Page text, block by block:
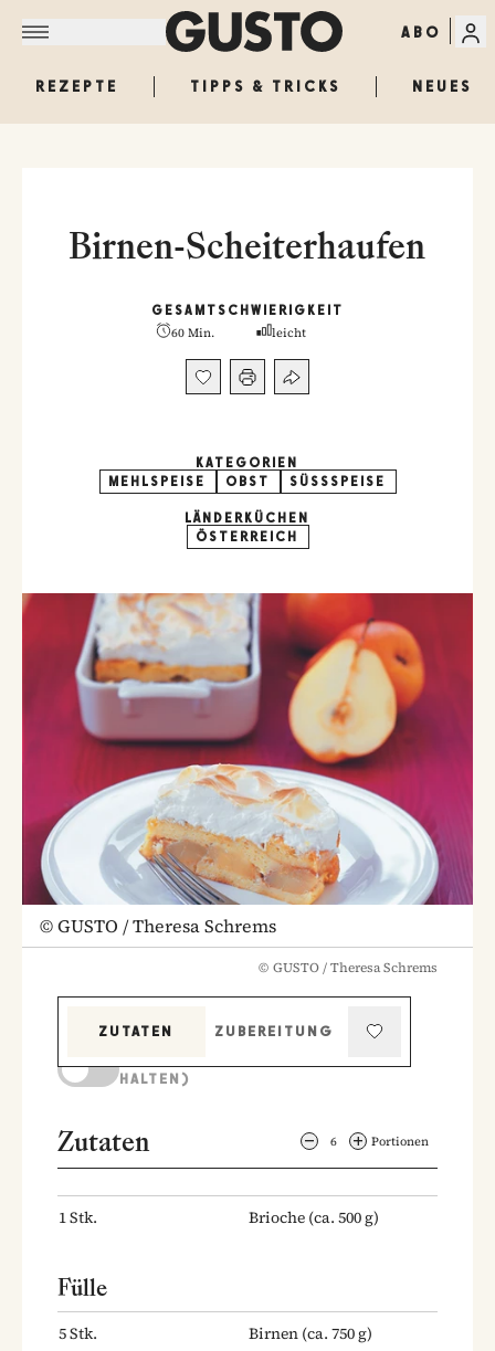
ABO
REZEPTE TIPPS & TRICKS NEUES
Birnen-Scheiterhaufen
GESAMT
60 Min.
SCHWIERIGKEIT
leicht
KATEGORIEN
MEHLSPEISE
OBST SÜSSSPEISE
LÄNDERKÜCHEN
ÖSTERREICH
©GUSTO / Theresa Schrems
© GUSTO / Theresa Schrems
ZUTATEN
ZUBEREITUNG
HALTEN)
Zutaten 6 Portionen
1Stk. Brioche (ca. 500 g)
Fülle
5Stk. Birnen (ca. 750 g)